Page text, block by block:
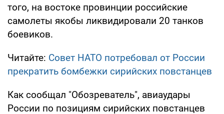
того, на востоке провинции российские
самолеты якобы ликвидировали 20 танков
боевиков.
Читайте: Совет НАТО потребовал от России
прекратить бомбежки сирийских повстанцев
Как сообщал "Обозреватель", авиаудары
России по позициям сирийских повстанцев